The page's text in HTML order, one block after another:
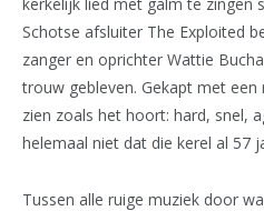
Schotse afsluiter The Exploited
zanger en oprichter Wattie
trouw gebleven. Gekapt met
zien zoals het hoort: hard, snel,
helemaal niet dat die kerel al 57
Tussen alle ruige muziek door